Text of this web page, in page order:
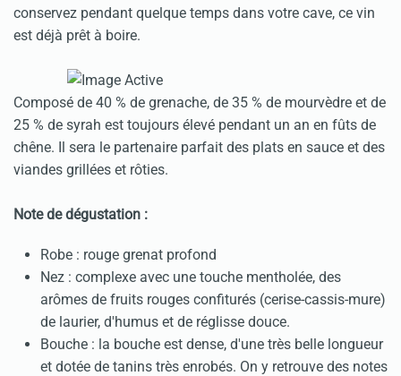
conservez pendant quelque temps dans votre cave, ce vin
est déjà prêt à boire.
Composé de 40 % de grenache, de 35 % de mourvèdre et de
25 % de syrah est toujours élevé pendant un an en fûts de
chêne. Il sera le partenaire parfait des plats en sauce et des
viandes grillées et rôties.
Note de dégustation :
Robe : rouge grenat profond
Nez : complexe avec une touche mentholée, des
arômes de fruits rouges confiturés (cerise-cassis-mure)
de laurier, d'humus et de réglisse douce.
Bouche : la bouche est dense, d'une très belle longueur
et dotée de tanins très enrobés. On y retrouve des notes